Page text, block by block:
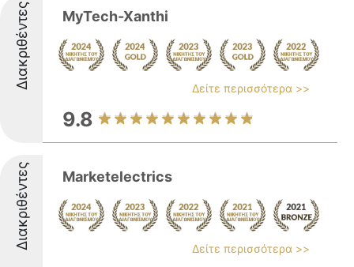
Διακριθέντες MyTech-Xanthi
Δείτε περισσότερα >>
9.8
Διακριθέντες Marketelectrics
Δείτε περισσότερα >>